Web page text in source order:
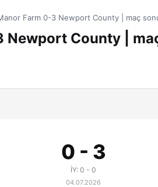
Farm 0-3 Newport County | maç
Newport County |
0 - 3
İY: 0 - 0
04.07.2026